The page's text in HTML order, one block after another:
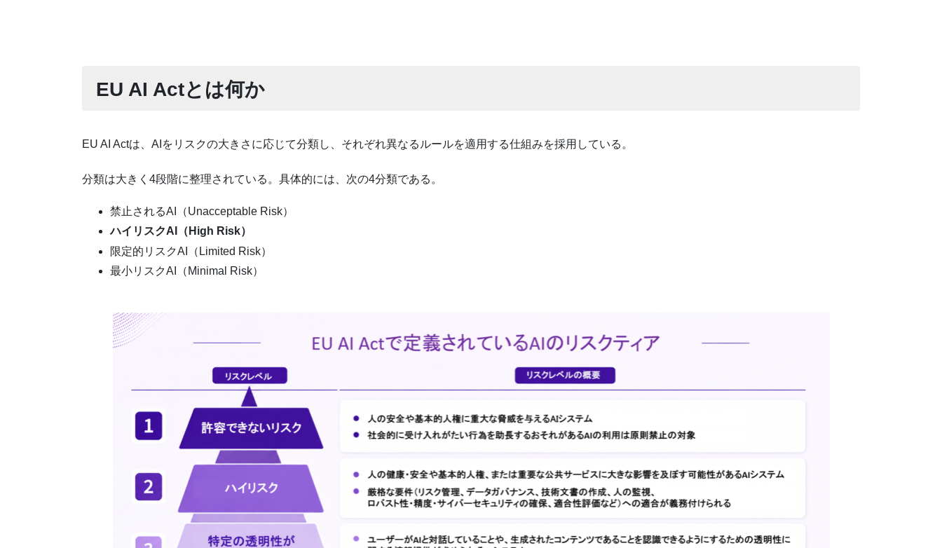
EU AI Actとは何か
EU AI Actは、AIをリスクの大きさに応じて分類し、それぞれ異なるルールを適用する仕組みを採用している。
分類は大きく4段階に整理されている。具体的には、次の4分類である。
禁止されるAI（Unacceptable Risk）
ハイリスクAI（High Risk）
限定的リスクAI（Limited Risk）
最小リスクAI（Minimal Risk）